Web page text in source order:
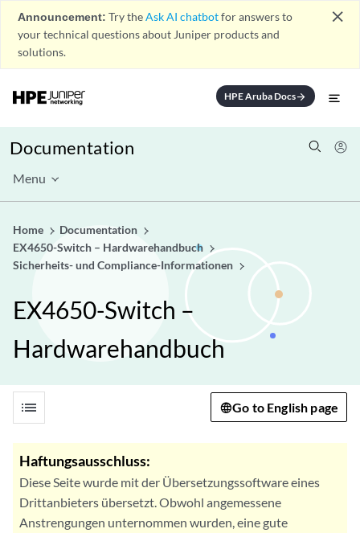
Announcement: Try theAsk AI chatbotfor answers to
your technical questions about Juniper products and
solutions.
close
HPE Aruba Docsarrow_forward
Documentation
Menu
Home
Documentation
EX4650-Switch – Hardwarehandbuch
Sicherheits- und Compliance-Informationen
EX4650-Switch –
Hardwarehandbuch
list Go to English page
Haftungsausschluss:
Diese Seite wurde mit der Übersetzungssoftware eines
Drittanbieters übersetzt. Obwohl angemessene
Anstrengungen unternommen wurden, eine gute